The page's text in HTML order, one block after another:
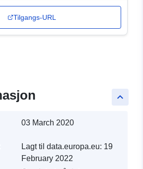
Tilgangs-URL
keyboard_arrow_up
03 March 2020
Lagt til data.europa.eu: 19
February 2022